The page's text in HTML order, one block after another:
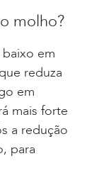
molho?
em
reduza
em
mais forte
a redução
para